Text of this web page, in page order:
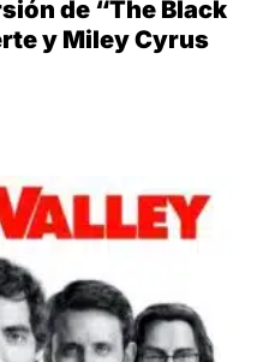
de “The Black
y Miley Cyrus